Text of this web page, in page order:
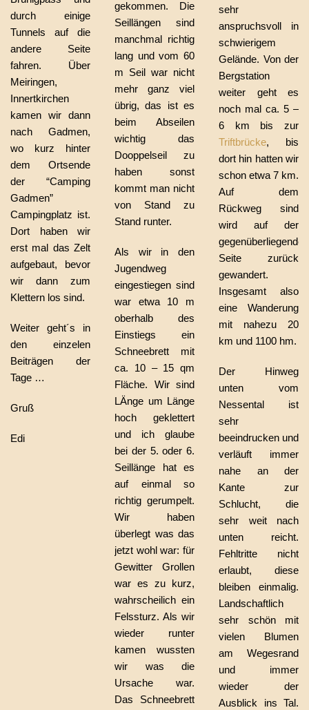
durch einige
Tunnels auf die
andere Seite
fahren. Über
Meiringen,
Innertkirchen
kamen wir dann
nach Gadmen,
wo kurz hinter
dem Ortsende
der “Camping
Gadmen”
Campingplatz ist.
Dort haben wir
erst mal das Zelt
aufgebaut, bevor
wir dann zum
Klettern los sind.
Weiter geht´s in
den einzelen
Beiträgen der
Tage …
Gruß
Edi
gekommen. Die
Seillängen sind
manchmal richtig
lang und vom 60
m Seil war nicht
mehr ganz viel
übrig, das ist es
beim Abseilen
wichtig das
Dooppelseil zu
haben sonst
kommt man nicht
von Stand zu
Stand runter.
Als wir in den
Jugendweg
eingestiegen sind
war etwa 10 m
oberhalb des
Einstiegs ein
Schneebrett mit
ca. 10 – 15 qm
Fläche. Wir sind
LÄnge um Länge
hoch geklettert
und ich glaube
bei der 5. oder 6.
Seillänge hat es
auf einmal so
richtig gerumpelt.
Wir haben
überlegt was das
jetzt wohl war: für
Gewitter Grollen
war es zu kurz,
wahrscheilich ein
Felssturz. Als wir
wieder runter
kamen wussten
wir was die
Ursache war.
Das Schneebrett
sehr
anspruchsvoll in
schwierigem
Gelände. Von der
Bergstation
weiter geht es
noch mal ca. 5 –
6 km bis zur
Triftbrücke, bis
dort hin hatten wir
schon etwa 7 km.
Auf dem
Rückweg sind
wird auf der
gegenüberliegenden
Seite zurück
gewandert.
Insgesamt also
eine Wanderung
mit nahezu 20
km und 1100 hm.
Der Hinweg
unten vom
Nessental ist
sehr
beeindrucken und
verläuft immer
nahe an der
Kante zur
Schlucht, die
sehr weit nach
unten reicht.
Fehltritte nicht
erlaubt, diese
bleiben einmalig.
Landschaftlich
sehr schön mit
vielen Blumen
am Wegesrand
und immer
wieder der
Ausblick ins Tal.